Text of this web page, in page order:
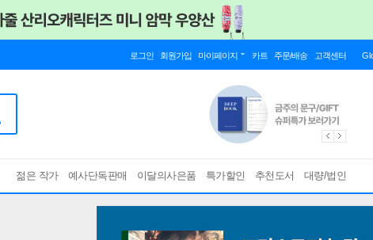
로그인 회원가입 마이페이지 카트 주문/배송 고객센터
젊은 작가 예사단독판매 이달의사은품 특가할인 추천도서 대량/법인